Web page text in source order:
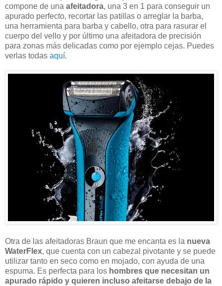
compone de una afeitadora, una 3 en 1 para conseguir un
apurado perfecto, recortar las patillas o arreglar la barba,
una herramienta para barba y cabello, otra para rasurar el
cuerpo del vello y por último una afeitadora de precisión
para zonas más delicadas como por ejemplo cejas. Puedes
verlas todas aquí.
Otra de las afeitadoras Braun que me encanta es la nueva
WaterFlex, que cuenta con un cabezal pivotante y se puede
utilizar tanto en seco como en mojado, con ayuda de una
espuma. Es perfecta para los hombres que necesitan un
apurado rápido y quieren incluso afeitarse debajo de la